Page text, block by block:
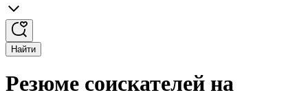
Найти
Резюме соискателей на